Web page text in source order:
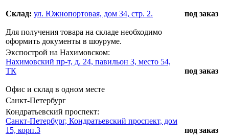
Склад: ул. Южнопортовая, дом 34, стр. 2.
Для получения товара на складе необходимо
оформить документы в шоуруме.
под заказ
Экспострой на Нахимовском:
Нахимовский пр-т, д. 24, павильон 3, место 54,
ТК
Офис и склад в одном месте
под заказ
Санкт-Петербург
Кондратьевский проспект:
Санкт-Петербург, Кондратьевский проспект, дом
15, корп.3
под заказ